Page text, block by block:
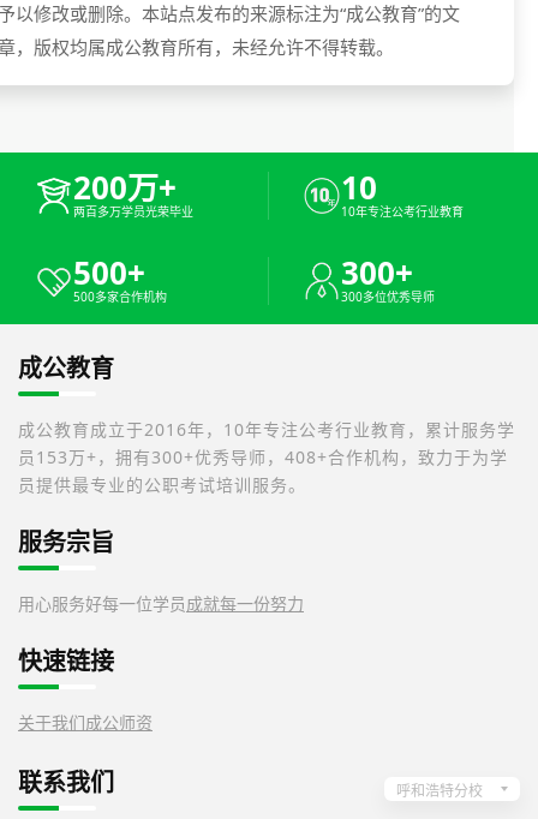
以修改或删除。本站点发布的来源标注为“成公教育”的文
，版权均属成公教育所有，未经允许不得转载。
200万+
两百多万学员光荣毕业
10
10年专注公考行业教育
500+
500多家合作机构
300+
300多位优秀导师
成公教育
成公教育成立于2016年，10年专注公考行业教育，累计服务学
员153万+，拥有300+优秀导师，408+合作机构，致力于为学
员提供最专业的公职考试培训服务。
服务宗旨
用心服务好每一位学员成就每一份努力
快速链接
关于我们成公师资
联系我们 呼和浩特分校